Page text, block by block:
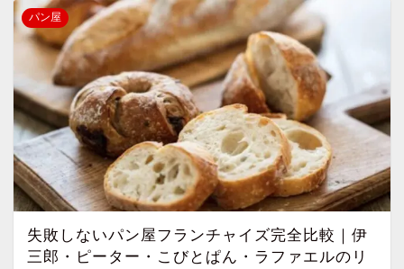
パン屋
失敗しないパン屋フランチャイズ完全比較｜伊
三郎・ピーター・こびとぱん・ラファエルのリ